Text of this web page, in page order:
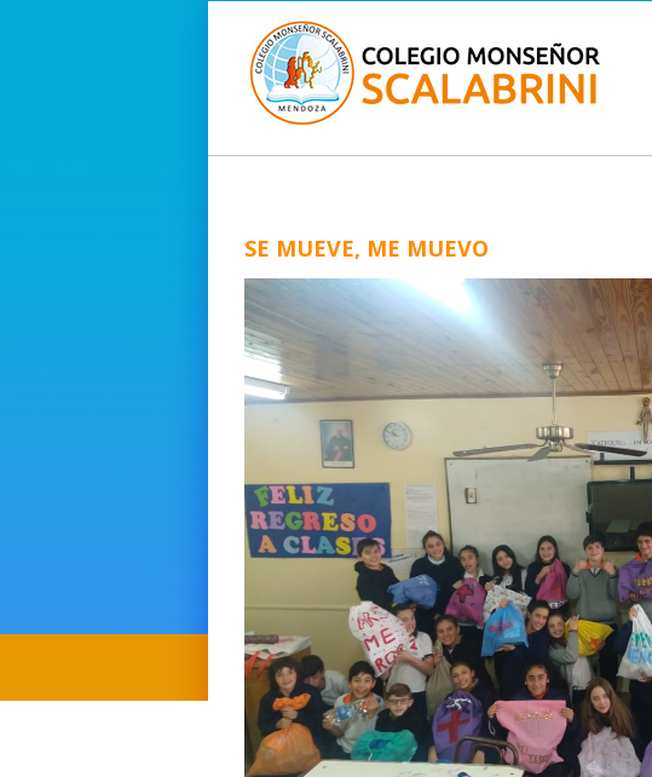
SE MUEVE, ME MUEVO